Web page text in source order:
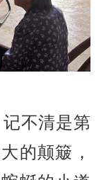
记不清是第
的颠簸，